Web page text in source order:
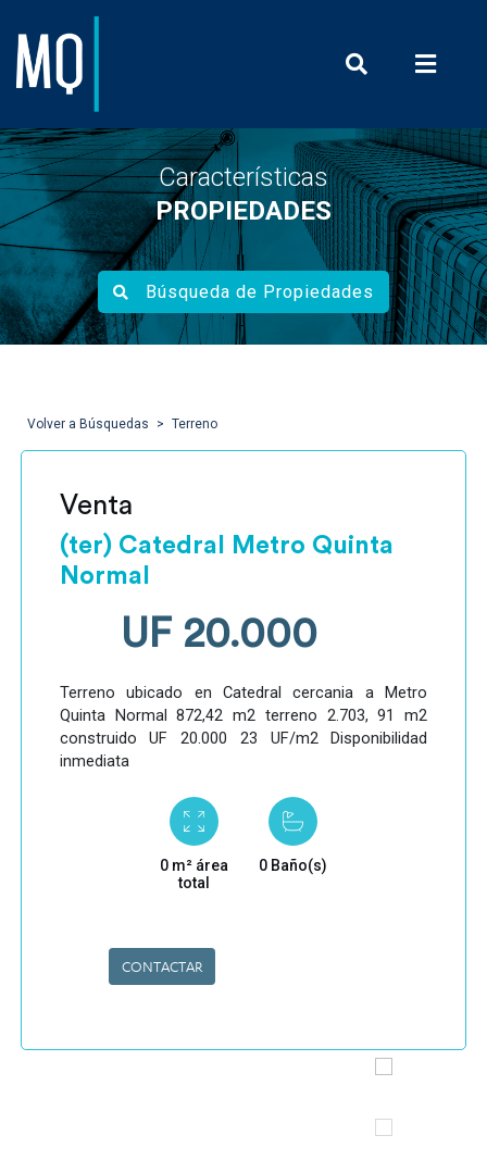
Características
PROPIEDADES
Búsqueda de Propiedades
Volver a Búsquedas Terreno
Venta
(ter) Catedral Metro Quinta
Normal
UF 20.000
Terreno ubicado en Catedral cercania a Metro
Quinta Normal 872,42 m2 terreno 2.703, 91 m2
construido UF 20.000 23 UF/m2 Disponibilidad
inmediata
0 m² área
total
0 Baño(s)
CONTACTAR